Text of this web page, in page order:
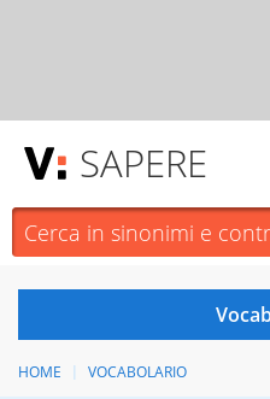
SAPERE
HOME VOCABOLARIO